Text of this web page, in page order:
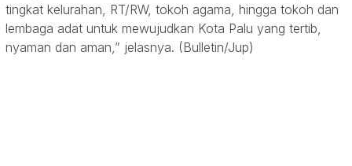
tingkat kelurahan, RT/RW, tokoh agama, hingga tokoh dan
lembaga adat untuk mewujudkan Kota Palu yang tertib,
nyaman dan aman,” jelasnya. (Bulletin/Jup)